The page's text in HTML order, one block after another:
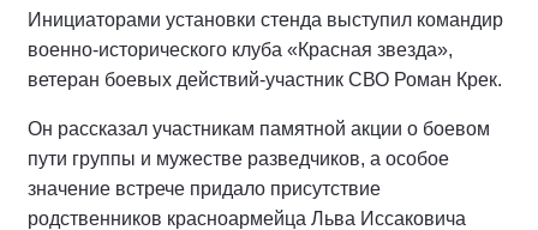
Инициаторами установки стенда выступил командир
военно-исторического клуба «Красная звезда»,
ветеран боевых действий-участник СВО Роман Крек.
Он рассказал участникам памятной акции о боевом
пути группы и мужестве разведчиков, а особое
значение встрече придало присутствие
родственников красноармейца Льва Иссаковича